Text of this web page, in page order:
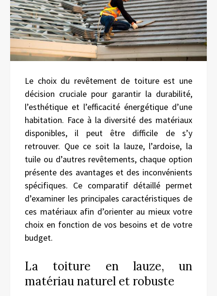
Le choix du revêtement de toiture est une
décision cruciale pour garantir la durabilité,
l’esthétique et l’efficacité énergétique d’une
habitation. Face à la diversité des matériaux
disponibles, il peut être difficile de s’y
retrouver. Que ce soit la lauze, l’ardoise, la
tuile ou d’autres revêtements, chaque option
présente des avantages et des inconvénients
spécifiques. Ce comparatif détaillé permet
d’examiner les principales caractéristiques de
ces matériaux afin d’orienter au mieux votre
choix en fonction de vos besoins et de votre
budget.
La toiture en lauze, un
matériau naturel et robuste